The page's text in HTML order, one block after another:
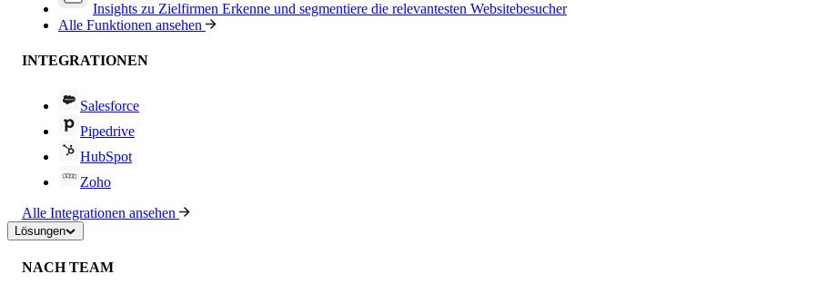
Insights zu Zielfirmen Erkenne und segmentiere die relevantesten Websitebesucher
Alle Funktionen ansehen
INTEGRATIONEN
Salesforce
Pipedrive
HubSpot
Zoho
Alle Integrationen ansehen
Lösungen
NACH TEAM